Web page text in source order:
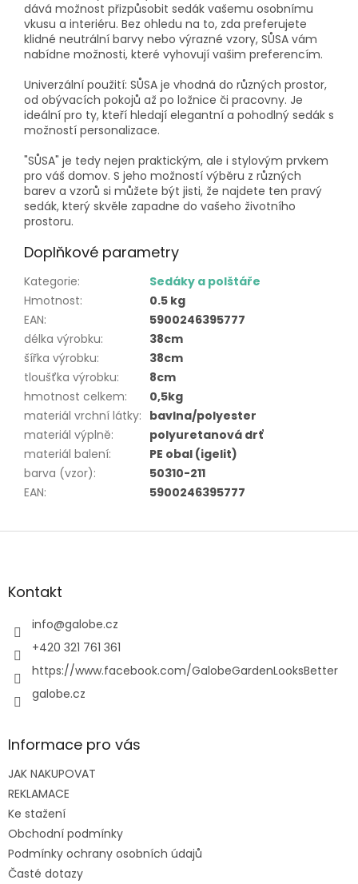
dává možnost přizpůsobit sedák vašemu osobnímu
vkusu a interiéru. Bez ohledu na to, zda preferujete
klidné neutrální barvy nebo výrazné vzory, SŮSA vám
nabídne možnosti, které vyhovují vašim preferencím.
Univerzální použití: SŮSA je vhodná do různých prostor,
od obývacích pokojů až po ložnice či pracovny. Je
ideální pro ty, kteří hledají elegantní a pohodlný sedák s
možností personalizace.
"SŮSA" je tedy nejen praktickým, ale i stylovým prvkem
pro váš domov. S jeho možností výběru z různých
barev a vzorů si můžete být jisti, že najdete ten pravý
sedák, který skvěle zapadne do vašeho životního
prostoru.
Doplňkové parametry
Kategorie:
Sedáky a polštáře
Hmotnost:
0.5 kg
EAN:
5900246395777
délka výrobku:
38cm
šířka výrobku:
38cm
tloušťka výrobku:
8cm
hmotnost celkem:
0,5kg
materiál vrchní látky: bavlna/polyester
materiál výplně:
polyuretanová drť
materiál balení:
PE obal (igelit)
barva (vzor):
50310-211
EAN: 5900246395777
Z
aKontakt
info@galobe.cz
+420 321 761 361
https://www.facebook.com/GalobeGardenLooksBetter
galobe.cz
Informace pro vás
JAK NAKUPOVAT
REKLAMACE
Ke stažení
Obchodní podmínky
Podmínky ochrany osobních údajů
Časté dotazy